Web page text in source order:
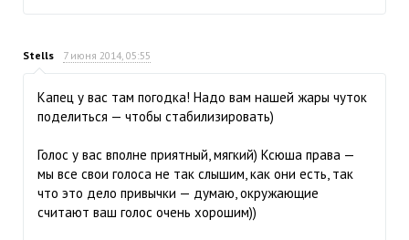
Stells 7 июня 2014, 05:55
Капец у вас там погодка! Надо вам нашей жары чуток
поделиться — чтобы стабилизировать)
Голос у вас вполне приятный, мягкий) Ксюша права —
мы все свои голоса не так слышим, как они есть, так
что это дело привычки — думаю, окружающие
считают ваш голос очень хорошим))